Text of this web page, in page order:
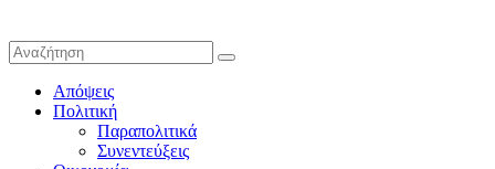
Απόψεις
Πολιτική
Παραπολιτικά
Συνεντεύξεις